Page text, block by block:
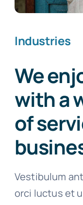
Industries
We
with a
of
Vestibulum
orci luctus et